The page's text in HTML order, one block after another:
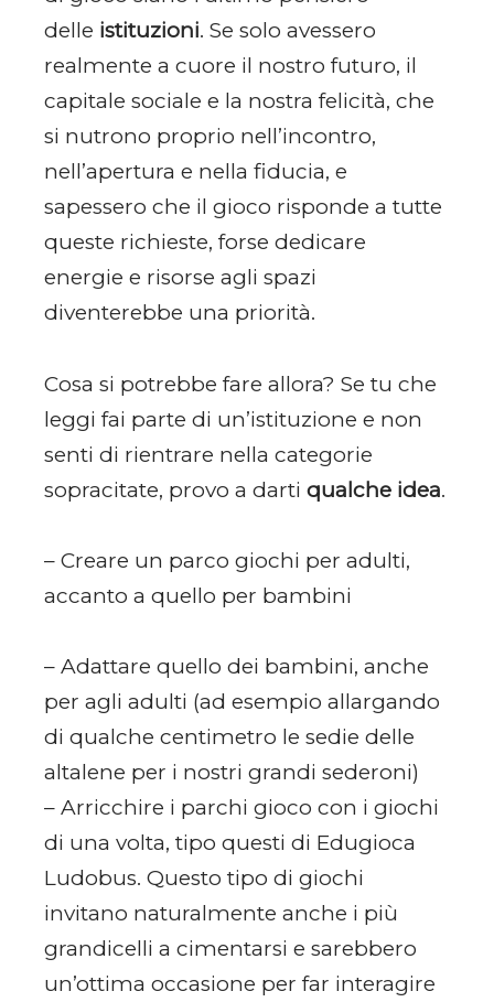
delle istituzioni. Se solo avessero
realmente a cuore il nostro futuro, il
capitale sociale e la nostra felicità, che
si nutrono proprio nell’incontro,
nell’apertura e nella fiducia, e
sapessero che il gioco risponde a tutte
queste richieste, forse dedicare
energie e risorse agli spazi
diventerebbe una priorità.
Cosa si potrebbe fare allora? Se tu che
leggi fai parte di un’istituzione e non
senti di rientrare nella categorie
sopracitate, provo a darti qualche idea.
– Creare un parco giochi per adulti,
accanto a quello per bambini
– Adattare quello dei bambini, anche
per agli adulti (ad esempio allargando
di qualche centimetro le sedie delle
altalene per i nostri grandi sederoni)
– Arricchire i parchi gioco con i giochi
di una volta, tipo questi di Edugioca
Ludobus. Questo tipo di giochi
invitano naturalmente anche i più
grandicelli a cimentarsi e sarebbero
un’ottima occasione per far interagire